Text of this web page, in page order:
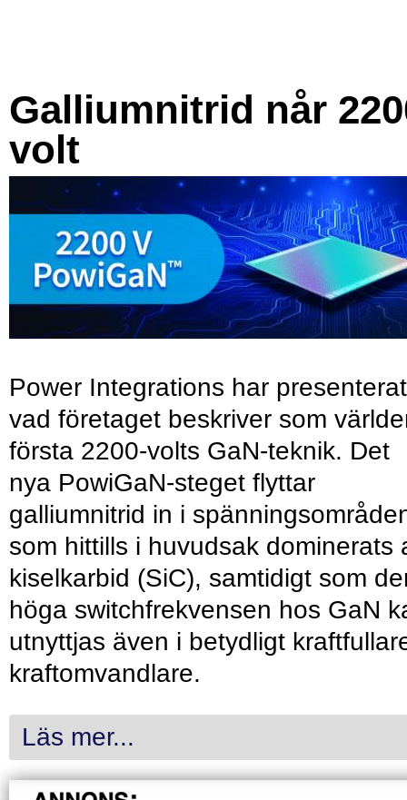
Galliumnitrid når
volt
Power Integrations har presenterat
vad företaget beskriver som
första 2200-volts GaN-teknik. Det
nya PowiGaN-steget flyttar
galliumnitrid in i
som hittills i huvudsak dominerats
kiselkarbid (SiC), samtidigt som
höga switchfrekvensen hos GaN
utnyttjas även i betydligt
kraftomvandlare.
Läs mer...